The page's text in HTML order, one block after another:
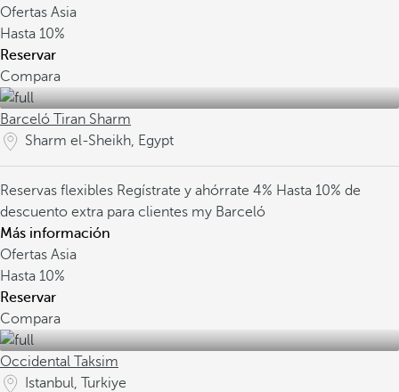
Ofertas Asia
Hasta 10%
Reservar
Compara
Barceló Tiran Sharm
Sharm el-Sheikh, Egypt
Reservas flexibles Regístrate y ahórrate 4% Hasta 10% de
descuento extra para clientes my Barceló
Más información
Ofertas Asia
Hasta 10%
Reservar
Compara
Occidental Taksim
Istanbul, Turkiye